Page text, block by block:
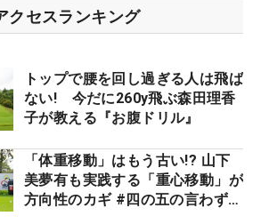
クセスランキング
トップで腰を回し過ぎる人は飛ば
ない! 今だに260y飛ぶ森田理香
子が教える『お腹ドリル』
「体重移動」はもう古い!? 山下
美夢有も実践する「重心移動」が
方向性のカギ #四の五の言わず振